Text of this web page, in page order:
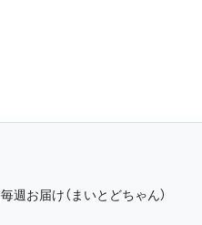
毎週お届け（まいとどちゃん）